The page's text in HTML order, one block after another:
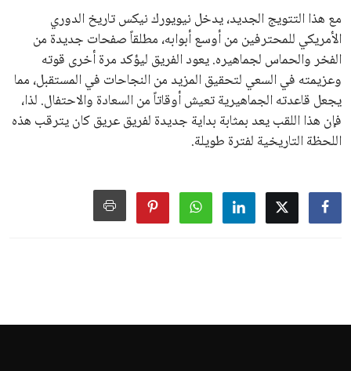
مع هذا التتويج الجديد، يدخل نيويورك نيكس تاريخ الدوري
الأمريكي للمحترفين من أوسع أبوابه، مطلقاً صفحات جديدة من
الفخر والحماس لجماهيره. يعود الفريق ليؤكد مرة أخرى قوته
وعزيمته في السعي لتحقيق المزيد من النجاحات في المستقبل، مما
يجعل قاعدته الجماهيرية تعيش أوقاتاً من السعادة والاحتفال. لذا،
فإن هذا اللقب يعد بمثابة بداية جديدة لفريق عريق كان يترقب هذه
اللحظة التاريخية لفترة طويلة.
إنفانتينو يخطو نحو ولاية رابعة في